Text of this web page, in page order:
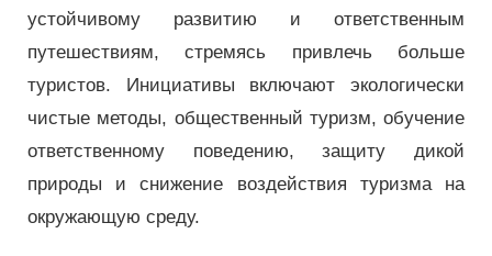
устойчивому развитию и ответственным
путешествиям, стремясь привлечь больше
туристов. Инициативы включают экологически
чистые методы, общественный туризм, обучение
ответственному поведению, защиту дикой
природы и снижение воздействия туризма на
окружающую среду.